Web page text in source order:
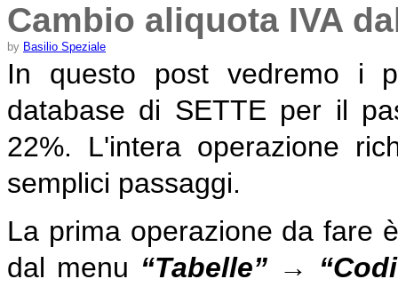
Cambio aliquota IVA
by Basilio Speziale
In questo post vedremo i
database di SETTE per il
22%. L'intera operazione
semplici passaggi.
La prima operazione da fare
dal menu “Tabelle” →